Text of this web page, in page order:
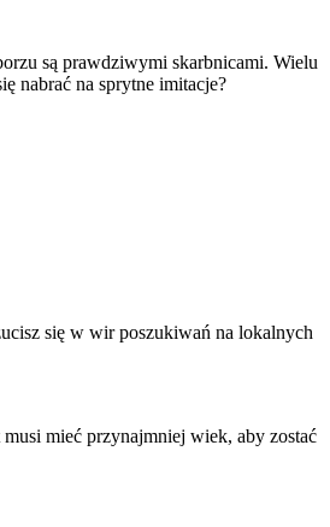
są prawdziwymi skarbnicami. Wielu
nabrać na sprytne imitacje?
się w wir poszukiwań na lokalnych
mieć przynajmniej wiek, aby zostać